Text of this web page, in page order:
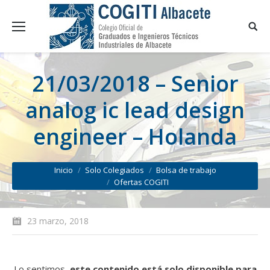
21/03/2018 – Senior
analog ic lead design
engineer – Holanda
You are here:
Inicio Solo Colegiados
Bolsa de trabajo
Ofertas COGITI
23 marzo, 2018